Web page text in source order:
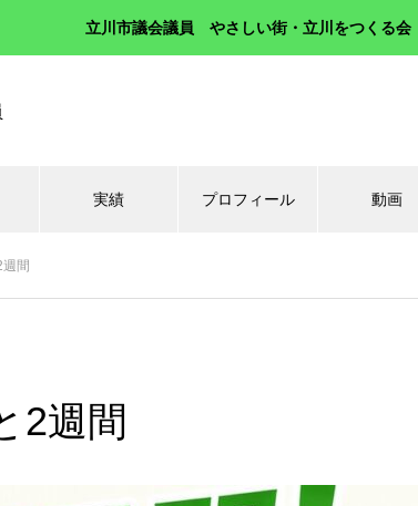
立川市議会議員 やさしい街・立川をつくる会
実績 プロフィール 動画
間
2週間